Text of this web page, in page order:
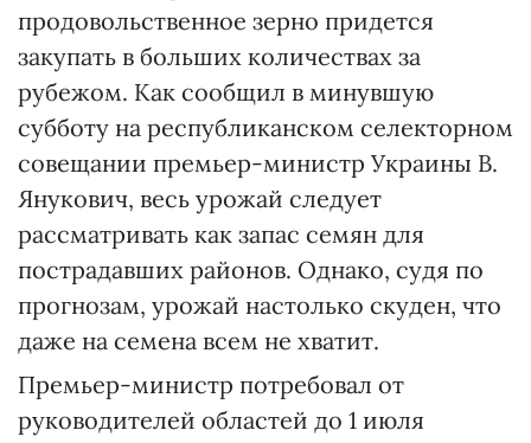
продовольственное зерно придется
закупать в больших количествах за
рубежом. Как сообщил в минувшую
субботу на республиканском селекторном
совещании премьер-министр Украины В.
Янукович, весь урожай следует
рассматривать как запас семян для
пострадавших районов. Однако, судя по
прогнозам, урожай настолько скуден, что
даже на семена всем не хватит.
Премьер-министр потребовал от
руководителей областей до 1 июля